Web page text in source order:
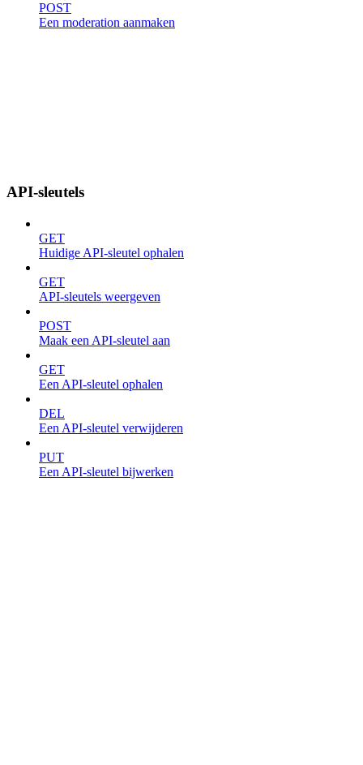
POST
Een moderation aanmaken
API-sleutels
GET
Huidige API-sleutel ophalen
GET
API-sleutels weergeven
POST
Maak een API-sleutel aan
GET
Een API-sleutel ophalen
DEL
Een API-sleutel verwijderen
PUT
Een API-sleutel bijwerken